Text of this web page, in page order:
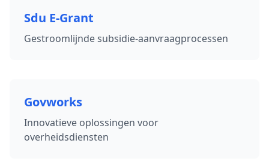
Sdu E-Grant
Gestroomlijnde subsidie-aanvraagprocessen
Govworks
Innovatieve oplossingen voor
overheidsdiensten